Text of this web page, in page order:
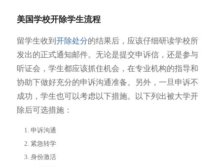
美国学校开除学生流程
留学生收到 开除处分的结果后，应该仔细研读学校所
发出的正式通知邮件。无论是提交申诉信，还是参与
听证会，学生都应该抓住机会，在专业机构的指导和
协助下做好充分的申诉沟通准备。另外，一旦申诉不
成功，学生也可以考虑以下措施。以下列出被大学开
除后可选措施：
申诉沟通
紧急转学
身份激活